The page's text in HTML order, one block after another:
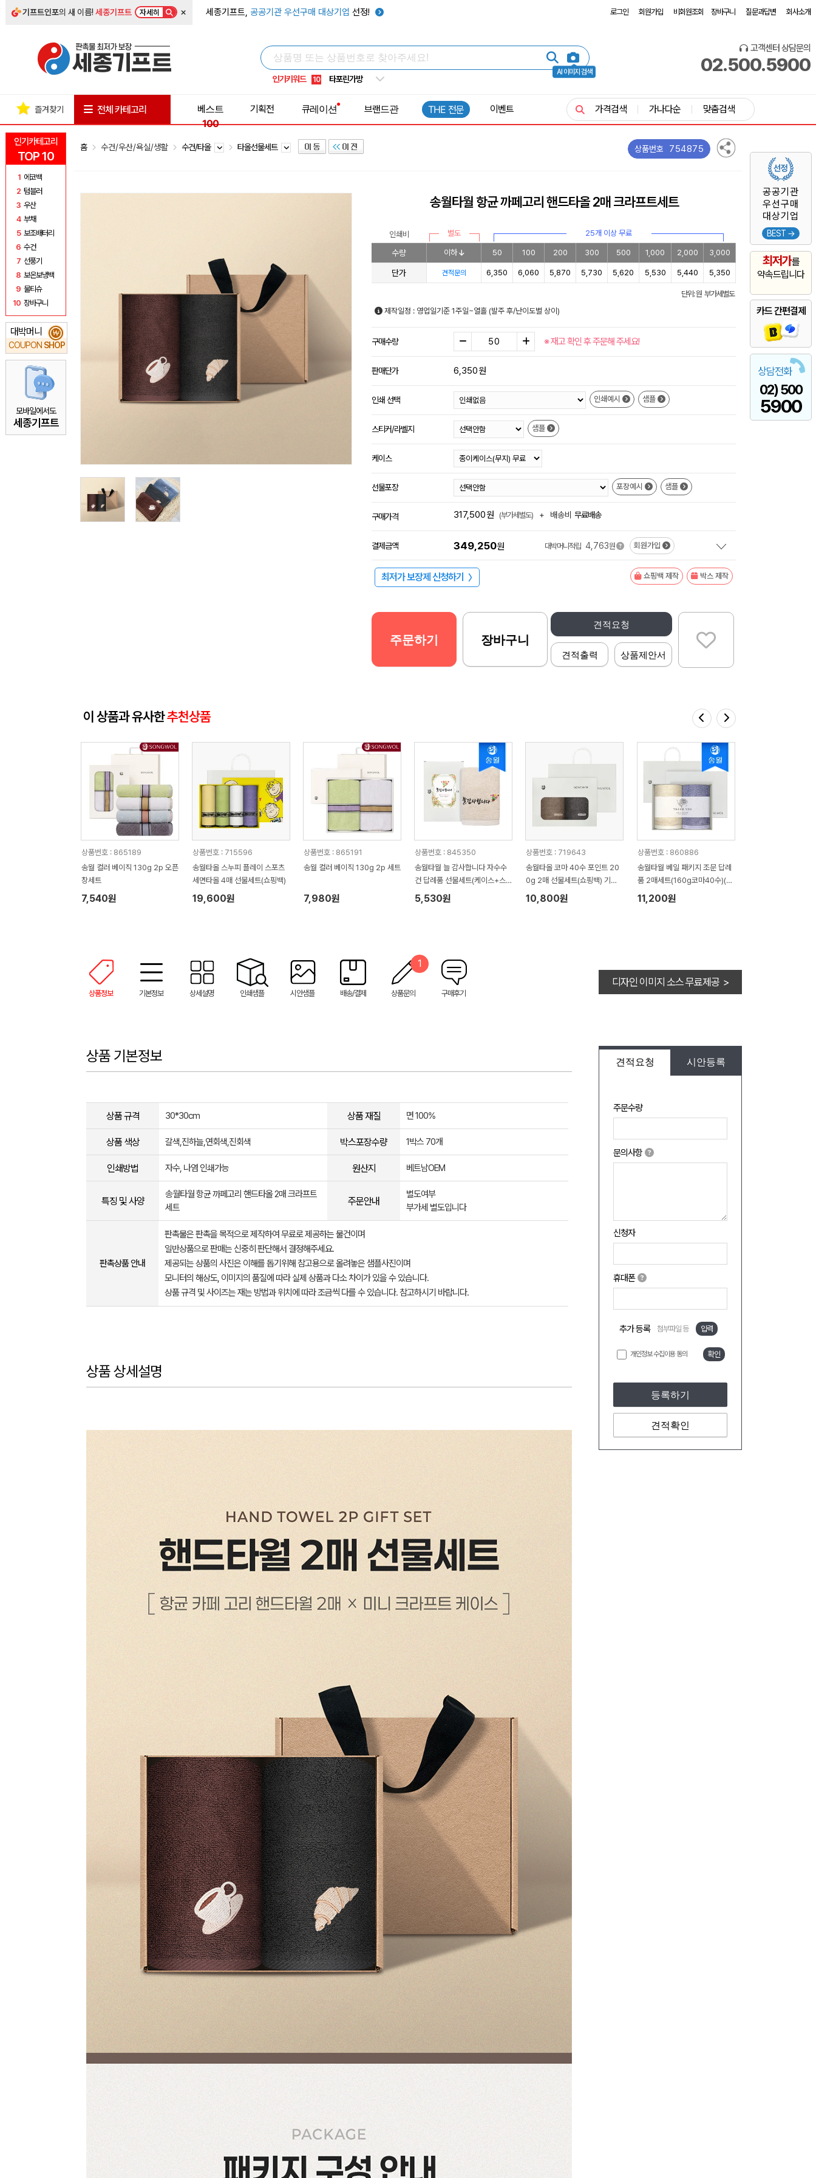
기프트인포의 새 이름!세종기프트 자세히 × 세종기프트, 공공기관 우선구매 대상기업 선정! 로그인 회원가입 비회원조회 장바구니 질문과답변 회사소개
AI 이미지 검색
인기키워드
7 텀블러
10 타포린가방
1
고객센터 상담문의
02.500.5900
인기카테고리
TOP 10
1 에코백
2 텀블러
3 우산
4 부채
5 보조배터리
6 수건
7 선풍기
8 보온보냉백
9 물티슈
10 장바구니
대박머니
COUPON SHOP
₩
모바일에서도
세종기프트
공공기관
우선구매
대상기업
BEST →
최저가를
약속드립니다
카드 간편결제
상담전화
02) 500
5900
즐겨찾기 전체 카테고리
베스트
100
기획전 큐레이션 브랜드관 THE 전문 이벤트 가격검색 가나다순 맞춤검색
홈 수건/우산/욕실/생활 수건/타올 타올선물세트 상품번호 754875
송월타월 항균 까페고리 핸드타올 2매 크라프트세트
인쇄비 별도 25개 이상 무료
수량 이하 50 100 200 300 500 1,000 2,000 3,000
단가 견적문의 6,350 6,060 5,870 5,730 5,620 5,530 5,440 5,350
단위: 원 부가세별도
제작일정 : 영업일기준 1주일~열흘 (발주 후/난이도별 상이)
구매수량 ※ 재고 확인 후 주문해 주세요!
판매단가 6,350원
인쇄 선택 인쇄예시 샘플
스티커/라벨지 샘플
케이스
선물포장 포장예시 샘플
구매가격 317,500원 (부가세별도) + 배송비 무료배송
결제금액 349,250원 대박머니적립 4,763원 회원가입
최저가 보장제 신청하기 〉 쇼핑백 제작 박스 제작
견적요청
견적출력 상품제안서
주문하기 장바구니
이 상품과 유사한추천상품
상품번호 : 865189
송월 컬러 베이직 130g 2p 오픈
창세트
7,540원
상품번호 : 715596
송월타올 스누피 플레이 스포츠
세면타올 4매 선물세트(쇼핑백)
19,600원
상품번호 : 865191
송월 컬러 베이직 130g 2p 세트
7,980원
상품번호 : 845350
송월타월 늘 감사합니다 자수수
건 답례품 선물세트(케이스+스
티커 포함)
5,530원
상품번호 : 719643
송월타올 코마 40수 포인트 20
0g 2매 선물세트(쇼핑백) 기념
수건 답례품
10,800원
상품번호 : 860886
송월타월 베일 패키지 조문 답례
품 2매세트(160g코마40수)(쇼
핑백 증정)
11,200원
상품정보 기본정보 상세설명 인쇄샘플 시안샘플 배송/결제 상품문의
1
구매후기
디자인 이미지 소스 무료제공 >
견적요청 시안등록
주문수량
문의사항
신청자
휴대폰
추가 등록 첨부파일 등 입력
개인정보 수집이용 동의 확인
등록하기
견적확인
상품 기본정보
상품 규격 30*30cm 상품 재질 면 100%
상품 색상 갈색,진하늘,연회색,진회색 박스포장수량 1박스 70개
인쇄방법 자수, 나염 인쇄가능 원산지 베트남OEM
특징 및 사양
송월타월 항균 까페고리 핸드타올 2매 크라프트
세트
주문안내
별도여부
부가세 별도입니다
판촉상품 안내
판촉물은 판촉을 목적으로 제작하여 무료로 제공하는 물건이며
일반상품으로 판매는 신중히 판단해서 결정해주세요.
제공되는 상품의 사진은 이해를 돕기위해 참고용으로 올려놓은 샘플사진이며
모니터의 해상도, 이미지의 품질에 따라 실제 상품과 다소 차이가 있을 수 있습니다.
상품 규격 및 사이즈는 재는 방법과 위치에 따라 조금씩 다를 수 있습니다. 참고하시기 바랍니다.
상품 상세설명